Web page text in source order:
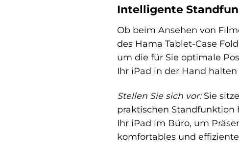
Intelligente
Ob beim Ansehen von
des Hama Tablet-Case
um die für Sie optimale
Ihr iPad in der Hand halten
Stellen Sie sich vor:Sie
praktischen Standfunktion
Ihr iPad im Büro, um
komfortables und